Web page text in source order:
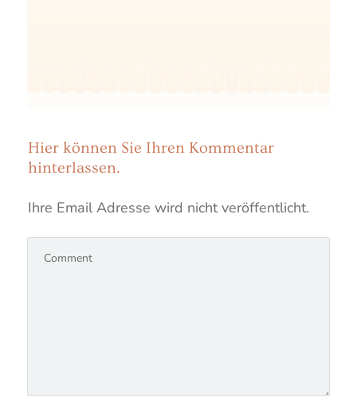
Hier können Sie Ihren Kommentar
hinterlassen.
Ihre Email Adresse wird nicht veröffentlicht.